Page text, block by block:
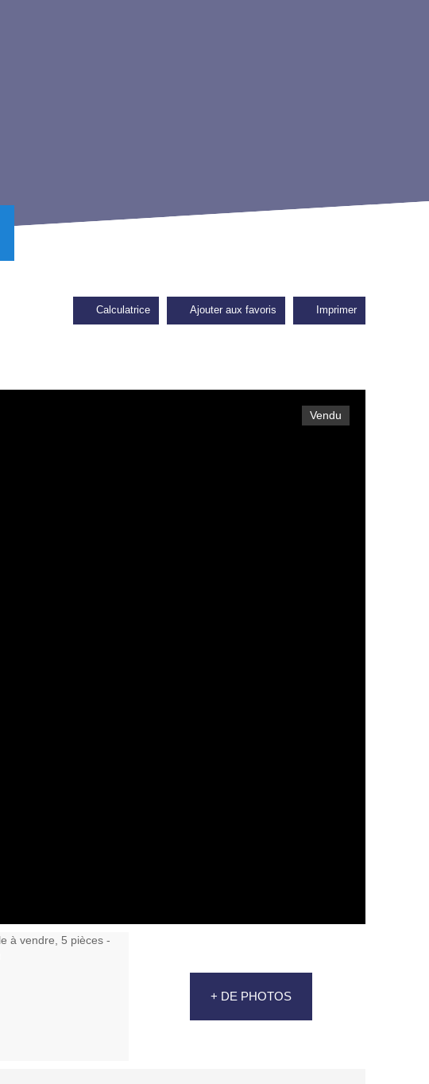
Calculatrice Ajouter aux favoris Imprimer
Vendu
+ DE PHOTOS